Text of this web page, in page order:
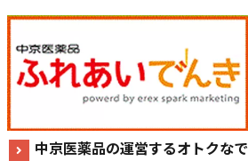
中京医薬品の運営するオトクなで